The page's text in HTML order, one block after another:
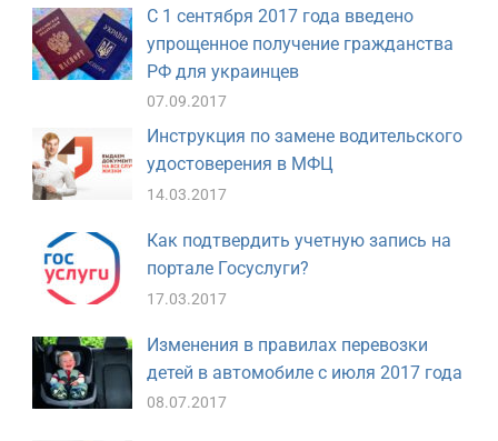
С 1 сентября 2017 года введено
упрощенное получение гражданства
РФ для украинцев
07.09.2017
Инструкция по замене водительского
удостоверения в МФЦ
14.03.2017
Как подтвердить учетную запись на
портале Госуслуги?
17.03.2017
Изменения в правилах перевозки
детей в автомобиле с июля 2017 года
08.07.2017